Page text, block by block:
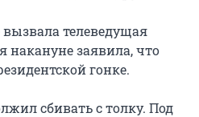
телеведущая
накануне заявила, что
гонке.
сбивать с толку. Под